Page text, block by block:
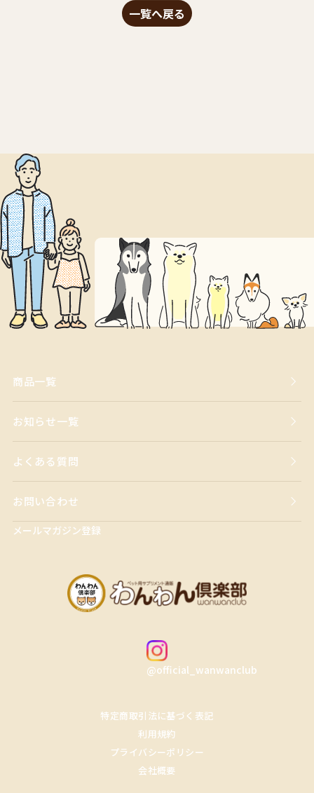
一覧へ戻る
商品一覧
お知らせ一覧
よくある質問
お問い合わせ
メールマガジン登録
@official_wanwanclub
特定商取引法に基づく表記
利用規約
プライバシーポリシー
会社概要